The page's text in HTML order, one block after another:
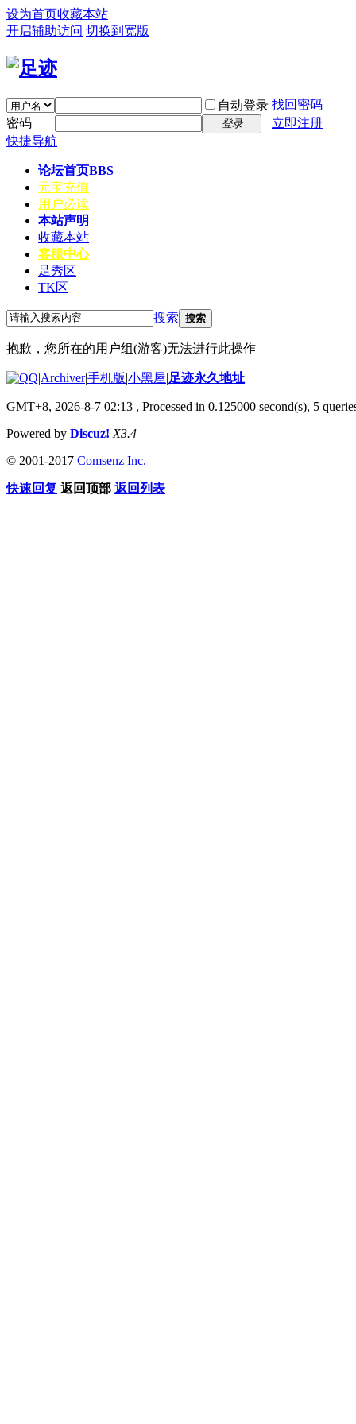
设为首页收藏本站
开启辅助访问 切换到宽版
自动登录 找回密码
密码
登录
立即注册
快捷导航
论坛首页BBS
元宝充值
用户必读
本站声明
收藏本站
客服中心
足秀区
TK区
搜索 搜索
抱歉，您所在的用户组(游客)无法进行此操作
|Archiver|手机版|小黑屋|足迹永久地址
GMT+8, 2026-8-7 02:13 , Processed in 0.125000 second(s), 5
Powered by Discuz! X3.4
© 2001-2017 Comsenz Inc.
快速回复 返回顶部 返回列表